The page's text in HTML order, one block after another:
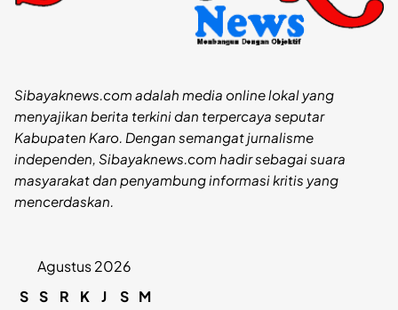
Sibayaknews.com adalah media online lokal yang
menyajikan berita terkini dan terpercaya seputar
Kabupaten Karo. Dengan semangat jurnalisme
independen, Sibayaknews.com hadir sebagai suara
masyarakat dan penyambung informasi kritis yang
mencerdaskan.
Agustus 2026
S S R K J S M